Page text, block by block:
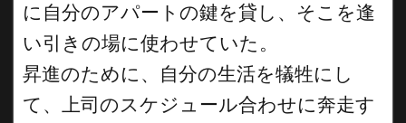
に自分のアパートの鍵を貸し、そこを逢
い引きの場に使わせていた。
昇進のために、自分の生活を犠牲にし
て、上司のスケジュール合わせに奔走す